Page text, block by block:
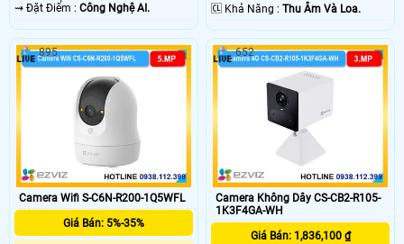
️⇝ Đặt Điểm : Công Nghệ AI.
️🆑 Khả Năng :Thu Âm Và Loa.
Camera Wifi S-C6N-R200-1Q5WFL
Giá Bán: 5%-35%
895
Camera Không Dây CS-CB2-R105-
1K3F4GA-WH
Giá Bán: 1,836,100 ₫
652